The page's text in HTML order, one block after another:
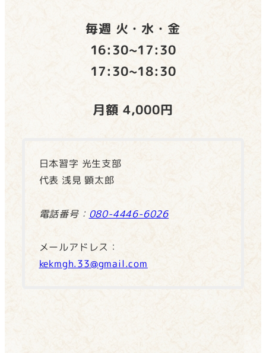
毎週 火・水・金
16:30~17:30
17:30~18:30
月額 4,000円
日本習字 光生支部
代表 浅見 顕太郎
電話番号： 080-4446-6026
メールアドレス：
kekmgh.33@gmail.com